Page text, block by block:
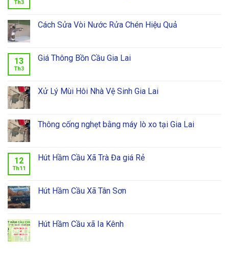
Th3
Cách Sửa Vòi Nước Rửa Chén Hiệu Quả
13
Th3
Giá Thông Bồn Cầu Gia Lai
Xử Lý Mùi Hôi Nhà Vệ Sinh Gia Lai
Thông cống nghẹt bằng máy lò xo tại Gia Lai
12
Th11
Hút Hầm Cầu Xã Trà Đa giá Rẻ
Hút Hầm Cầu Xã Tân Sơn
Hút Hầm Cầu xã Ia Kênh